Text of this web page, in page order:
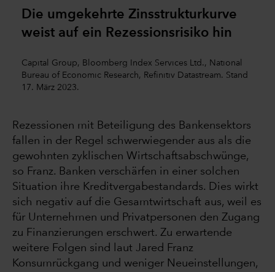
Die umgekehrte Zinsstrukturkurve
weist auf ein Rezessionsrisiko hin
Capital Group, Bloomberg Index Services Ltd., National
Bureau of Economic Research, Refinitiv Datastream. Stand
17. März 2023.
Rezessionen mit Beteiligung des Bankensektors
fallen in der Regel schwerwiegender aus als die
gewohnten zyklischen Wirtschaftsabschwünge,
so Franz. Banken verschärfen in einer solchen
Situation ihre Kreditvergabestandards. Dies wirkt
sich negativ auf die Gesamtwirtschaft aus, weil es
für Unternehmen und Privatpersonen den Zugang
zu Finanzierungen erschwert. Zu erwartende
weitere Folgen sind laut Jared Franz
Konsumrückgang und weniger Neueinstellungen,